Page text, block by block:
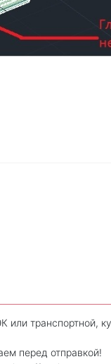
транспортной,
перед отправкой!